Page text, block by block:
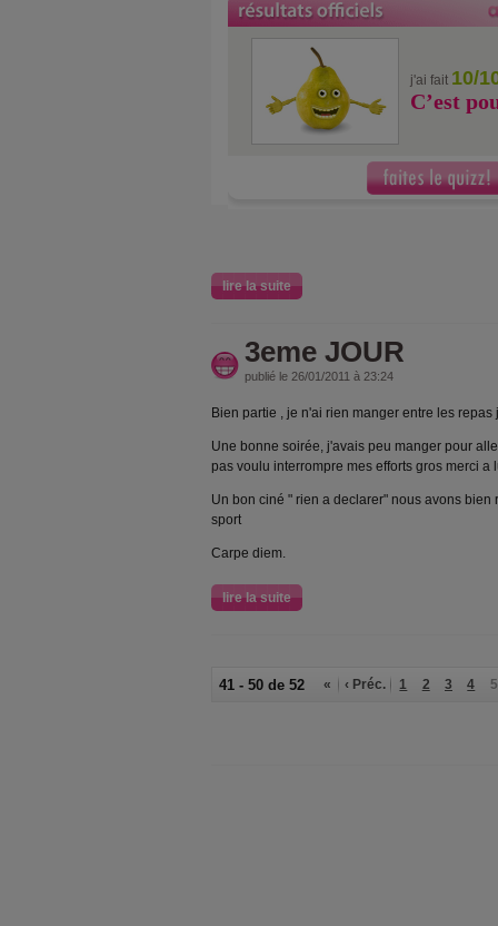
j'ai fait 10/
C’est
lire la suite
3eme JOUR
publié le 26/01/2011 à 23:24
Bien partie , je n'ai rien manger entre les
Une bonne soirée, j'avais peu manger pour
pas voulu interrompre mes efforts gros merci a
Un bon ciné " rien a declarer" nous avons bien
sport
Carpe diem.
lire la suite
41 - 50 de 52 « ‹ Préc. 1 2 3 4 5